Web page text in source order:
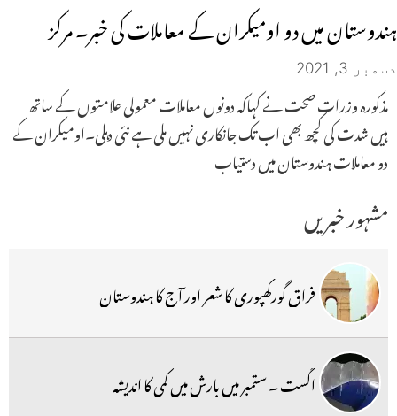
ہندوستان میں دو اومیکران کے معاملات کی خبر۔ مرکز
دسمبر 3, 2021
مذکورہ وزرات صحت نے کہاکہ دونوں معاملات معمولی علامتوں کے ساتھ
ہیں شدت کی کچھ بھی اب تک جانکاری نہیں ملی ہے نئی دہلی۔اومیکران کے
دو معاملات ہندوستان میں دستیاب
مشہور خبریں
فراق گورکھپوری کا شعر اور آج کا ہندوستان
اگست ۔ ستمبر میں بارش میں کمی کا اندیشہ